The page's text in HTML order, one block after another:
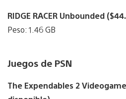
RIDGE RACER Unbounded
Peso: 1.46 GB
Juegos de PSN
The Expendables 2